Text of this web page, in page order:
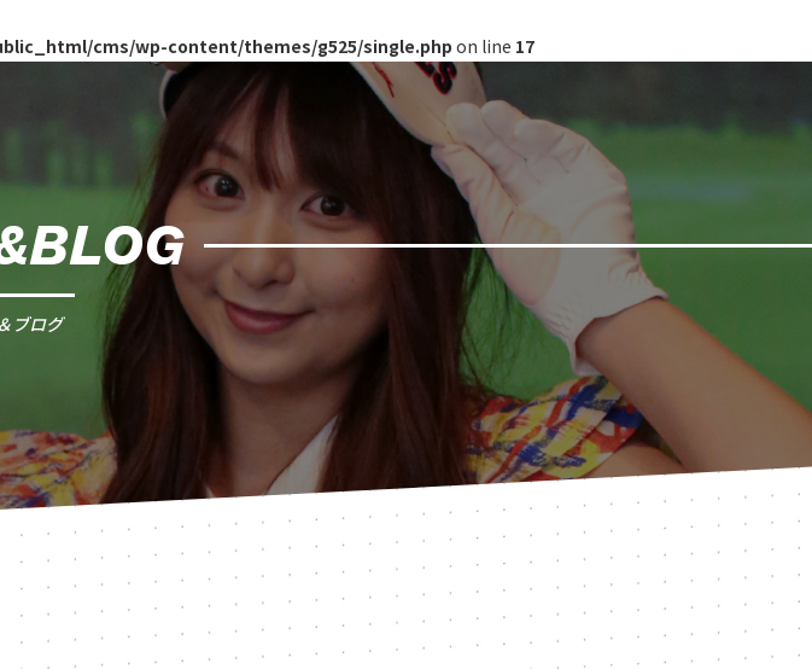
cms/wp-content/themes/g525/single.php on line 17
ブログ